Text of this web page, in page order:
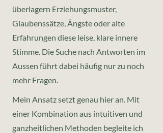
überlagern Erziehungsmuster,
Glaubenssätze, Ängste oder alte
Erfahrungen diese leise, klare innere
Stimme. Die Suche nach Antworten im
Aussen führt dabei häufig nur zu noch
mehr Fragen.
Mein Ansatz setzt genau hier an. Mit
einer Kombination aus intuitiven und
ganzheitlichen Methoden begleite ich